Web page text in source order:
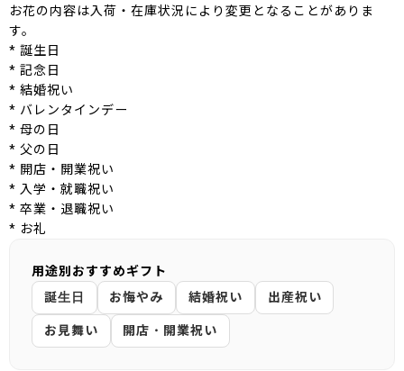
お花の内容は入荷・在庫状況により変更となることがありま
す。
* 誕生日
* 記念日
* 結婚祝い
* バレンタインデー
* 母の日
* 父の日
* 開店・開業祝い
* 入学・就職祝い
* 卒業・退職祝い
* お礼
用途別おすすめギフト
誕生日
お悔やみ 結婚祝い
出産祝い
お見舞い
開店・開業祝い